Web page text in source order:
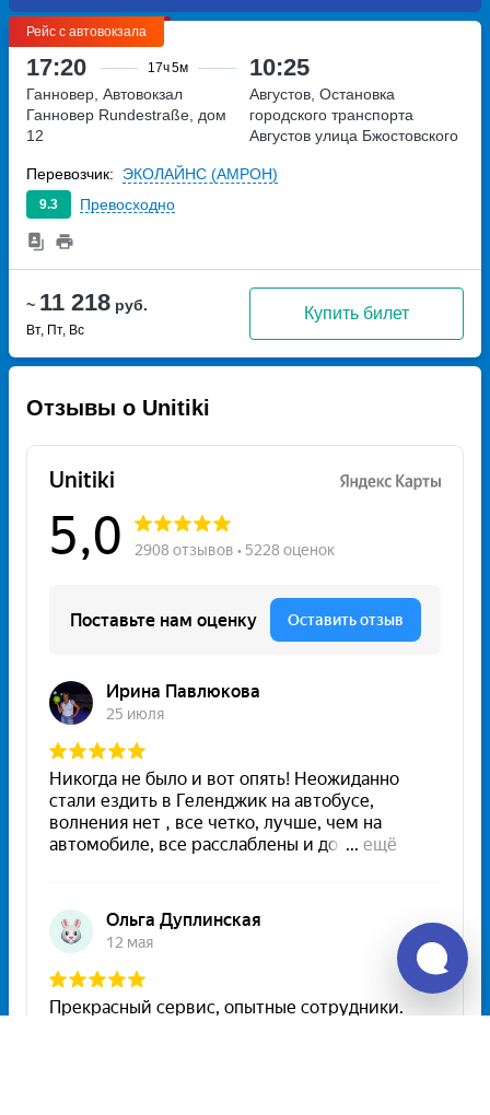
Рейс с автовокзала
17:20 17ч5м 10:25
~ 11 218 руб.
Вт, Пт, Вс
Купить билет
Ганновер, Автовокзал
Ганновер Rundestraße, дом
12
Августов, Остановка
городского транспорта
Августов улица Бжостовского
9.3 Превосходно
Перевозчик: ЭКОЛАЙНС (АМРОН)
Отзывы о Unitiki